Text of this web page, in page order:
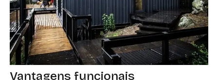
Vantagens funcionais